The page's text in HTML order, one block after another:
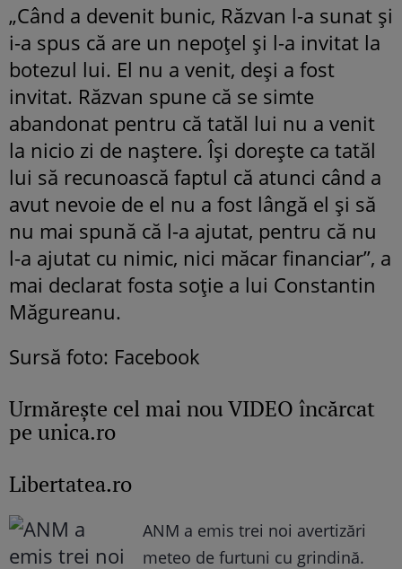
„Când a devenit bunic, Răzvan l-a sunat și
i-a spus că are un nepoțel și l-a invitat la
botezul lui. El nu a venit, deși a fost
invitat. Răzvan spune că se simte
abandonat pentru că tatăl lui nu a venit
la nicio zi de naștere. Își dorește ca tatăl
lui să recunoască faptul că atunci când a
avut nevoie de el nu a fost lângă el și să
nu mai spună că l-a ajutat, pentru că nu
l-a ajutat cu nimic, nici măcar financiar”, a
mai declarat fosta soție a lui Constantin
Măgureanu.
Sursă foto: Facebook
Urmăreşte cel mai nou VIDEO încărcat
pe unica.ro
Libertatea.ro
ANM a emis trei noi avertizări
meteo de furtuni cu grindină.